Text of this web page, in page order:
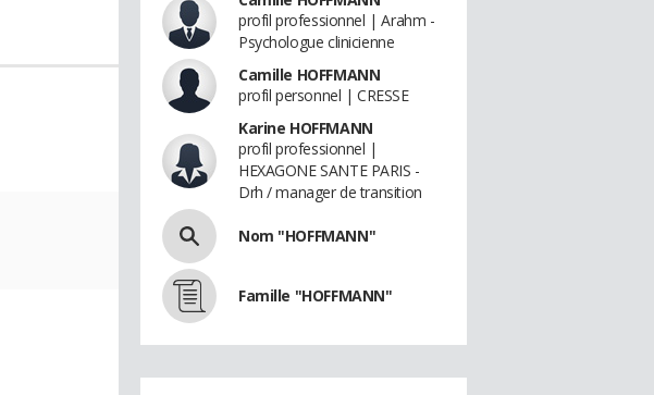
profil professionnel | Arahm -
Psychologue clinicienne
Camille HOFFMANN
profil personnel | CRESSE
Karine HOFFMANN
profil professionnel |
HEXAGONE SANTE PARIS -
Drh / manager de transition
Nom "HOFFMANN"
Famille "HOFFMANN"